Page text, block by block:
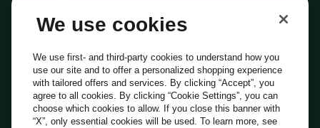
Everli Shoppers
About Us
Everli News
Domande frequenti
Lavora con noi
Diventa Shopper
Investitori
PrivacyCookiePreferenze Cookie
Termini e CondizioniCodice Etico
We use cookies
We use first- and third-party cookies to understand how you
use our site and to offer a personalized shopping experience
with tailored offers and services. By clicking “Accept”, you
agree to all cookies. By clicking “Cookie Settings”, you can
choose which cookies to allow. If you close this banner with
“X”, only essential cookies will be used. To learn more, see